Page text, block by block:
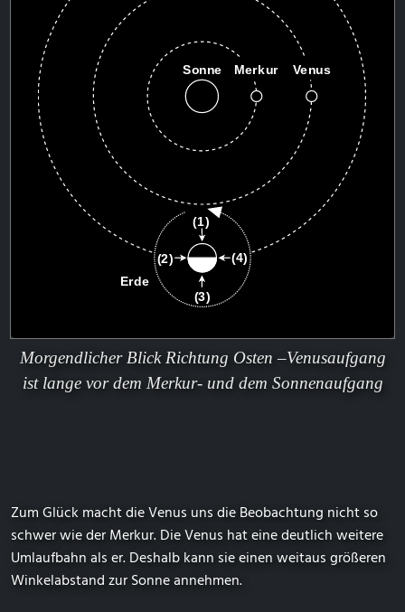
Morgendlicher Blick Richtung Osten –Venusaufgang
ist lange vor dem Merkur- und dem Sonnenaufgang
Zum Glück macht die Venus uns die Beobachtung nicht so
schwer wie der Merkur. Die Venus hat eine deutlich weitere
Umlaufbahn als er. Deshalb kann sie einen weitaus größeren
Winkelabstand zur Sonne annehmen.